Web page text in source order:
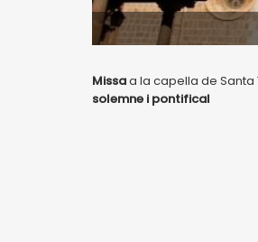
Missaa la capella de Santa
solemne i pontifical